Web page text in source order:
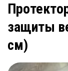
защиты
см)